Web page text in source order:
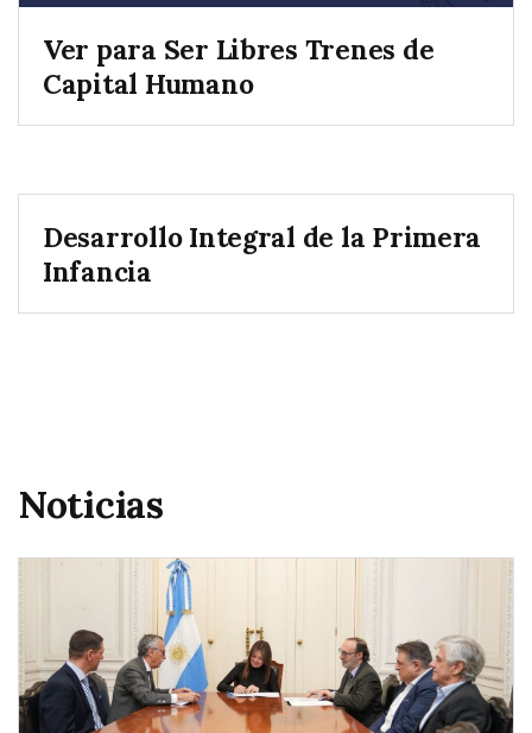
Ver para Ser Libres Trenes de
Capital Humano
Desarrollo Integral de la Primera
Infancia
Noticias